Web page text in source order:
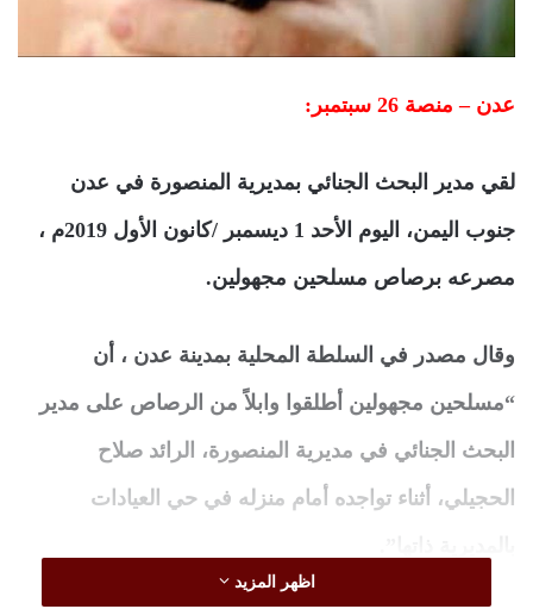
عدن – منصة 26 سبتمبر:
لقي مدير البحث الجنائي بمديرية المنصورة في عدن
جنوب اليمن، اليوم الأحد 1 ديسمبر /كانون الأول 2019م ،
مصرعه برصاص مسلحين مجهولين.
وقال مصدر في السلطة المحلية بمدينة عدن ، أن
“مسلحين مجهولين أطلقوا وابلاً من الرصاص على مدير
البحث الجنائي في مديرية المنصورة، الرائد صلاح
الحجيلي، أثناء تواجده أمام منزله في حي العيادات
اظهر المزيد